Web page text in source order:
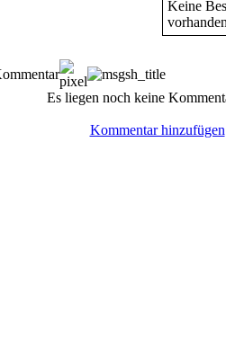
Keine
Es liegen noch keine
Kommentar hinzufügen